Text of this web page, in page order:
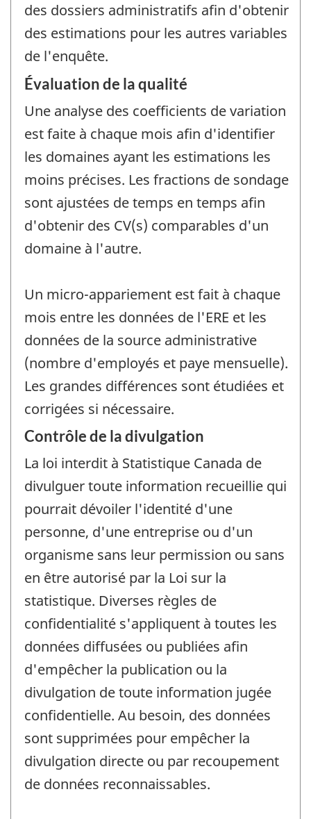
des dossiers administratifs afin d'obtenir
des estimations pour les autres variables
de l'enquête.
Évaluation de la qualité
Une analyse des coefficients de variation
est faite à chaque mois afin d'identifier
les domaines ayant les estimations les
moins précises. Les fractions de sondage
sont ajustées de temps en temps afin
d'obtenir des CV(s) comparables d'un
domaine à l'autre.
Un micro-appariement est fait à chaque
mois entre les données de l'ERE et les
données de la source administrative
(nombre d'employés et paye mensuelle).
Les grandes différences sont étudiées et
corrigées si nécessaire.
Contrôle de la divulgation
La loi interdit à Statistique Canada de
divulguer toute information recueillie qui
pourrait dévoiler l'identité d'une
personne, d'une entreprise ou d'un
organisme sans leur permission ou sans
en être autorisé par la Loi sur la
statistique. Diverses règles de
confidentialité s'appliquent à toutes les
données diffusées ou publiées afin
d'empêcher la publication ou la
divulgation de toute information jugée
confidentielle. Au besoin, des données
sont supprimées pour empêcher la
divulgation directe ou par recoupement
de données reconnaissables.